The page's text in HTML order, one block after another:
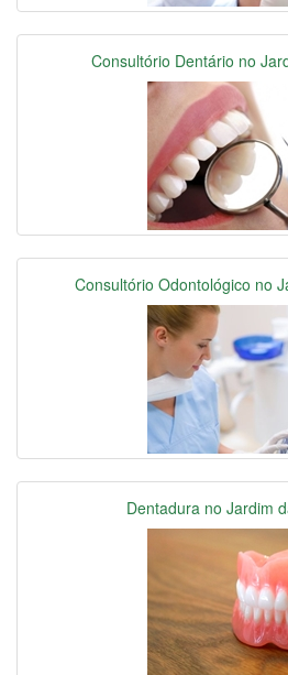
Consultório Dentário no
Consultório Odontológico no
Dentadura no Jardim